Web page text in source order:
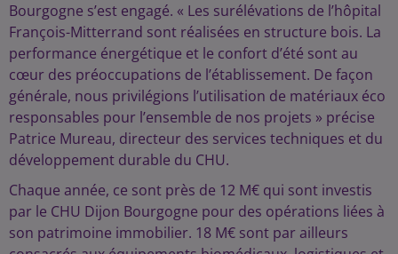
Bourgogne s’est engagé. « Les surélévations de l’hôpital
François-Mitterrand sont réalisées en structure bois. La
performance énergétique et le confort d’été sont au
cœur des préoccupations de l’établissement. De façon
générale, nous privilégions l’utilisation de matériaux éco
responsables pour l’ensemble de nos projets » précise
Patrice Mureau, directeur des services techniques et du
développement durable du CHU.
Chaque année, ce sont près de 12 M€ qui sont investis
par le CHU Dijon Bourgogne pour des opérations liées à
son patrimoine immobilier. 18 M€ sont par ailleurs